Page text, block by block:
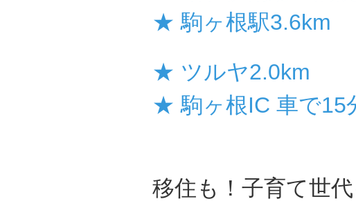
★ 駒ヶ根駅3.6km
★ ツルヤ2.0km
★ 駒ヶ根IC 車で15
移住も！子育て世代